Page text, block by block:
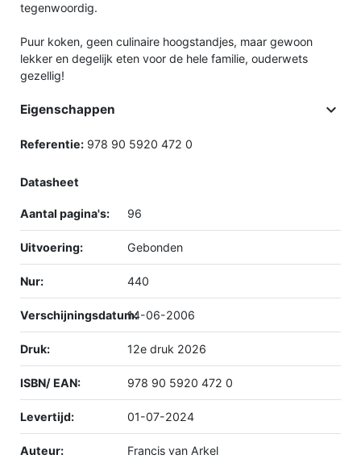
tegenwoordig.
Puur koken, geen culinaire hoogstandjes, maar gewoon
lekker en degelijk eten voor de hele familie, ouderwets
gezellig!
Eigenschappen 
Referentie: 978 90 5920 472 0
Datasheet
Aantal pagina's: 96
Uitvoering: Gebonden
Nur: 440
Verschijningsdatum:14-06-2006
Druk: 12e druk 2026
ISBN/ EAN: 978 90 5920 472 0
Levertijd: 01-07-2024
Auteur: Francis van Arkel